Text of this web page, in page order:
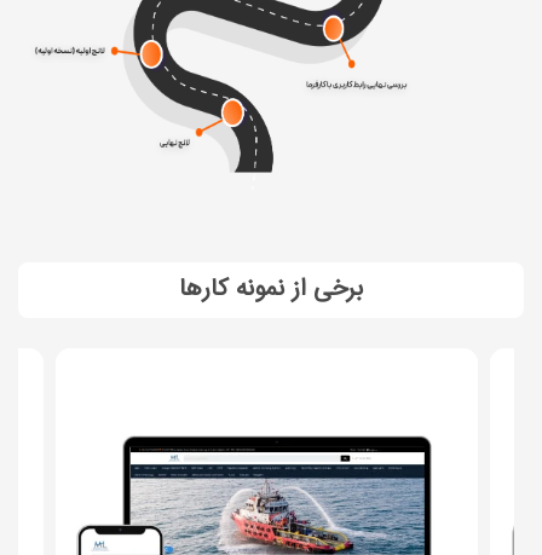
برخی از نمونه کارها